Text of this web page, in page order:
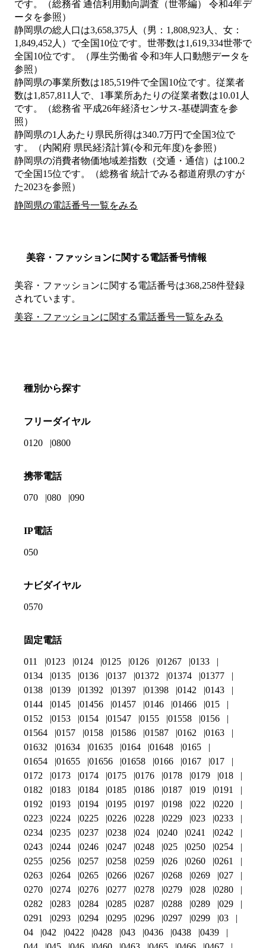
です。（総務省 通信利用動向調査（世帯編） 令和4年デ
ータを参照）
静岡県の総人口は3,658,375人（男：1,808,923人、女：
1,849,452人）で全国10位です。世帯数は1,619,334世帯で
全国10位です。（厚生労働省 令和3年人口動態データを
参照）
静岡県の事業所数は185,519件で全国10位です。従業者
数は1,857,811人で、1事業所あたりの従業者数は10.01人
です。（総務省 平成26年経済センサス‐基礎調査を参
照）
静岡県の1人あたり県民所得は340.7万円で全国3位で
す。（内閣府 県民経済計算(令和元年度)を参照）
静岡県の消費者物価地域差指数（交通・通信）は100.2
で全国15位です。（総務省 統計でみる都道府県のすが
た2023を参照）
静岡県の電話番号一覧をみる
美容・ファッションに関する電話番号情報
美容・ファッションに関する電話番号は368,258件登録
されています。
美容・ファッションに関する電話番号一覧をみる
種別から探す
フリーダイヤル
0120 0800
携帯電話
070 080 090
IP電話
050
ナビダイヤル
0570
固定電話
011 0123 0124 0125 0126 01267
0133
0134
0135 0136 0137 01372 01374
01377
0138
0139 01392 01397 01398 0142
0143
0144
0145 01456 01457 0146 01466
015
0152
0153 0154 01547 0155 01558
0156
01564
0157 0158 01586 01587 0162
0163
01632
01634 01635 0164 01648
0165
01654
01655 01656 01658 0166 0167
017
0172
0173 0174 0175 0176 0178 0179
018
0182
0183 0184 0185 0186 0187 019
0191
0192
0193 0194 0195 0197 0198 022
0220
0223
0224 0225 0226 0228 0229 023
0233
0234
0235 0237 0238 024 0240 0241
0242
0243
0244 0246 0247 0248 025 0250
0254
0255
0256 0257 0258 0259 026 0260
0261
0263
0264 0265 0266 0267 0268 0269
027
0270
0274 0276 0277 0278 0279 028
0280
0282
0283 0284 0285 0287 0288 0289
029
0291
0293 0294 0295 0296 0297 0299
03
04
042 0422 0428 043 0436 0438
0439